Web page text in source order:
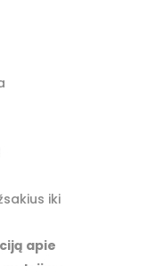
iki
apie